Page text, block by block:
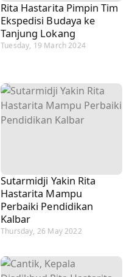
Rita Hastarita Pimpin Tim
Ekspedisi Budaya ke
Tanjung Lokang
Tuesday, 19 March 2024
Sutarmidji Yakin Rita
Hastarita Mampu
Perbaiki Pendidikan
Kalbar
Thursday, 26 May 2022